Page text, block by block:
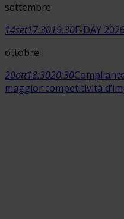
settembre
14set17:3019:30F-DAY
ottobre
20ott18:3020:30
maggior competitività